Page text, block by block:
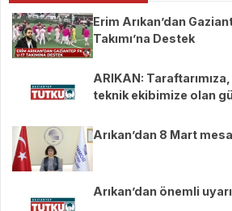
Erim Arıkan’dan
Takımı’na Destek
ARIKAN: Taraftarımıza,
teknik ekibimize olan
Arıkan’dan 8 Mart
Arıkan’dan önemli uyarı